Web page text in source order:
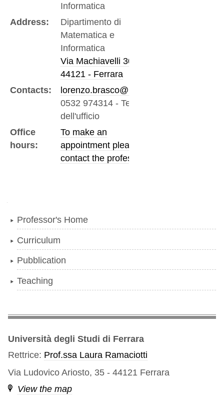
Informatica
Address:
Dipartimento di
Matematica e
Informatica
Via Machiavelli 30
44121 - Ferrara
Contacts:
lorenzo.brasco@unife.it
0532 974314 -Telefono
dell'ufficio
Office
hours:
To make an
appointment please
contact the professor
Professor's Home
Curriculum
Pubblication
Teaching
Università degli Studi di Ferrara
Rettrice: Prof.ssa Laura Ramaciotti
Via Ludovico Ariosto, 35 - 44121 Ferrara
View the map